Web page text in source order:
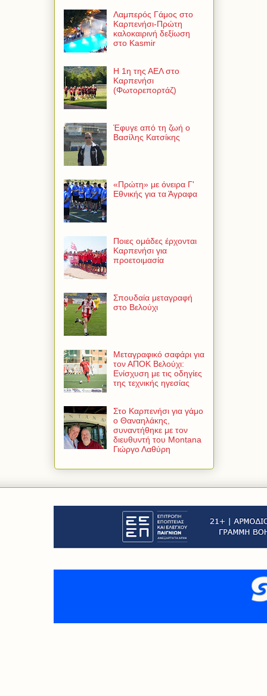
Λαμπερός Γάμος στο
Καρπενήσι-Πρώτη
καλοκαιρινή δεξίωση
στο Kasmir
Η 1η της ΑΕΛ στο
Καρπενήσι
(Φωτορεπορτάζ)
Έφυγε από τη ζωή ο
Βασίλης Κατσίκης
«Πρώτη» με όνειρα Γ'
Εθνικής για τα Άγραφα
Ποιες ομάδες έρχονται
Καρπενήσι για
προετοιμασία
Σπουδαία μεταγραφή
στο Βελούχι
Μεταγραφικό σαφάρι για
τον ΑΠΟΚ Βελούχι:
Ενίσχυση με τις οδηγίες
της τεχνικής ηγεσίας
Στο Καρπενήσι για γάμο
ο Θαναηλάκης,
συναντήθηκε με τον
διευθυντή του Montana
Γιώργο Λαθύρη